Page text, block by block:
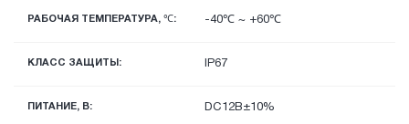
РАБОЧАЯ ТЕМПЕРАТУРА, ℃: -40℃ ~ +60℃
КЛАСС ЗАЩИТЫ: IP67
ПИТАНИЕ, В: DC12В±10%